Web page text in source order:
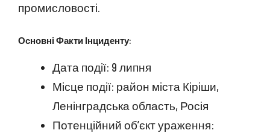
промисловості.
Основні Факти Інциденту:
Дата події: 9 липня
Місце події: район міста Кіріши,
Ленінградська область, Росія
Потенційний об’єкт ураження: